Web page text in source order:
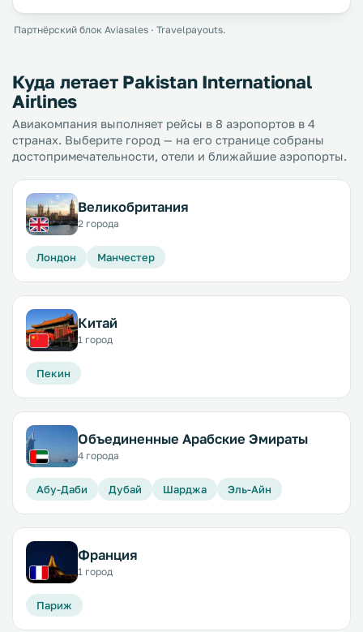
Партнёрский блок Aviasales · Travelpayouts.
Куда летает Pakistan International
Airlines
Авиакомпания выполняет рейсы в 8 аэропортов в 4
странах. Выберите город — на его странице собраны
достопримечательности, отели и ближайшие аэропорты.
Великобритания
2 города
Лондон Манчестер
Китай
1 город
Пекин
Объединенные Арабские Эмираты
4 города
Абу-Даби Дубай Шарджа Эль-Айн
Франция
1 город
Париж